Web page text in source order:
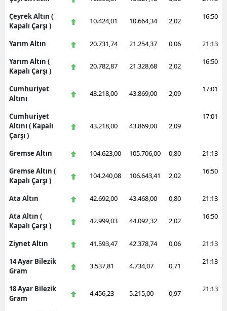
Çeyrek Altın (
Kapalı Çarşı )
10.424,01 10.664,34 2,02 16:50
Yarım Altın 20.731,74 21.254,37 0,06
21:13
Yarım Altın (
Kapalı Çarşı )
20.782,87 21.328,68 2,02 16:50
Cumhuriyet
Altını
43.218,00 43.869,00 2,09 17:01
Cumhuriyet
Altını ( Kapalı
Çarşı )
43.218,00 43.869,00 2,09
17:01
Gremse Altın 104.623,00 105.706,00 0,80
21:13
Gremse Altın (
Kapalı Çarşı )
104.240,08 106.643,41 2,02 16:50
Ata Altın 42.692,00 43.468,00 0,80
21:13
Ata Altın (
Kapalı Çarşı )
42.999,03 44.092,32 2,02 16:50
Ziynet Altın 41.593,47 42.378,74 0,06
21:13
14 Ayar Bilezik
Gram
3.537,81 4.734,07 0,71 21:13
18 Ayar Bilezik
Gram
4.456,23 5.215,00 0,97 21:13